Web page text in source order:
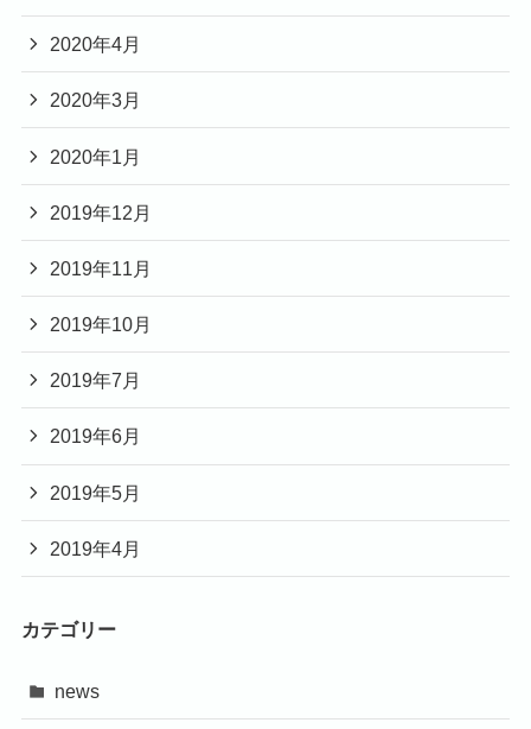
2020年4月
2020年3月
2020年1月
2019年12月
2019年11月
2019年10月
2019年7月
2019年6月
2019年5月
2019年4月
カテゴリー
news